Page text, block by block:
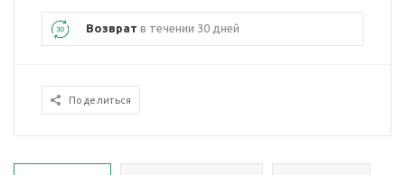
Возврат в течении 30 дней
Поделиться